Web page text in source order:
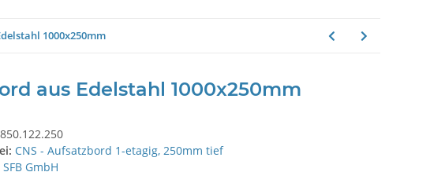
1000x250mm
aus Edelstahl 1000x250mm
850.122.250
CNS - Aufsatzbord 1-etagig, 250mm tief
SFB GmbH